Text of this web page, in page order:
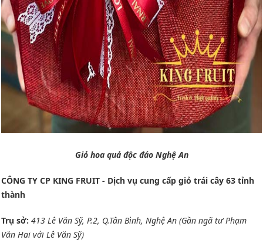
Giỏ hoa quả độc đáo Nghệ An
CÔNG TY CP KING FRUIT - Dịch vụ cung cấp giỏ trái cây 63 tỉnh
thành
Trụ sở: 413 Lê Văn Sỹ, P.2, Q.Tân Bình, Nghệ An (Gần ngã tư Phạm
Văn Hai với Lê Văn Sỹ)